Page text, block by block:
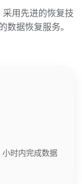
用先进的恢复技
数据恢复服务。
时内完成数据